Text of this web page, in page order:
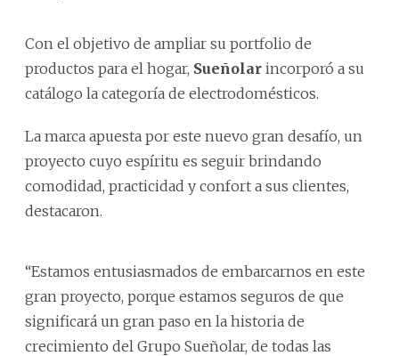
Con el objetivo de ampliar su portfolio de
productos para el hogar, Sueñolar incorporó a su
catálogo la categoría de electrodomésticos.
La marca apuesta por este nuevo gran desafío, un
proyecto cuyo espíritu es seguir brindando
comodidad, practicidad y confort a sus clientes,
destacaron.
“Estamos entusiasmados de embarcarnos en este
gran proyecto, porque estamos seguros de que
significará un gran paso en la historia de
crecimiento del Grupo Sueñolar, de todas las